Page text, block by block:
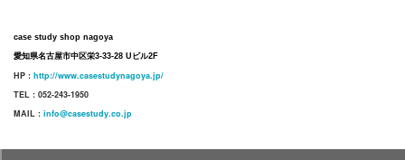
case study shop nagoya
愛知県名古屋市中区栄3-33-28 Uビル2F
HP : http://www.casestudynagoya.jp/
TEL : 052-243-1950
MAIL : info@casestudy.co.jp